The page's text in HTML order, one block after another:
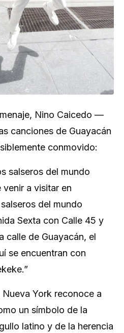
Nino Caicedo —
canciones de Guayacán
conmovido:
salseros del mundo
a visitar en
del mundo
Sexta con Calle 45 y
calle de Guayacán, el
se encuentran con
.”
York reconoce a
un símbolo de la
latino y de la herencia